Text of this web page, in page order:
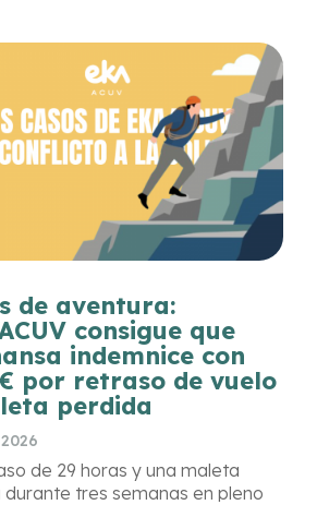
de aventura:
consigue que
indemnice con
por retraso de vuelo
perdida
de 29 horas y una maleta
tres semanas en pleno